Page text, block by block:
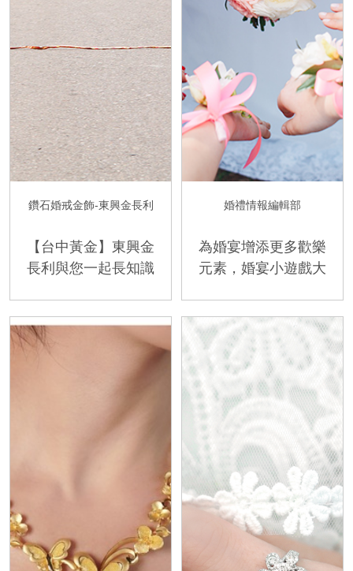
鑽石婚戒金飾-東興金長利
【台中黃金】東興金
長利與您一起長知識
婚禮情報編輯部
為婚宴增添更多歡樂
元素，婚宴小遊戲大